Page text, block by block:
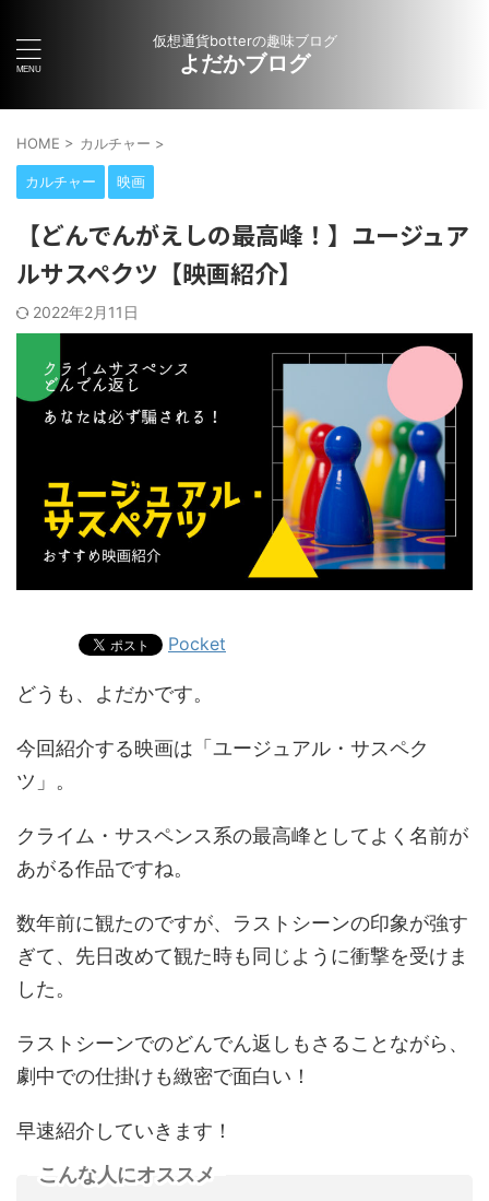
仮想通貨botterの趣味ブログ
よだかブログ
HOME > カルチャー >
カルチャー 映画
【どんでんがえしの最高峰！】ユージュア
ルサスペクツ【映画紹介】
2022年2月11日
Pocket
どうも、よだかです。
今回紹介する映画は「ユージュアル・サスペク
ツ」。
クライム・サスペンス系の最高峰としてよく名前が
あがる作品ですね。
数年前に観たのですが、ラストシーンの印象が強す
ぎて、先日改めて観た時も同じように衝撃を受けま
した。
ラストシーンでのどんでん返しもさることながら、
劇中での仕掛けも緻密で面白い！
早速紹介していきます！
こんな人にオススメ